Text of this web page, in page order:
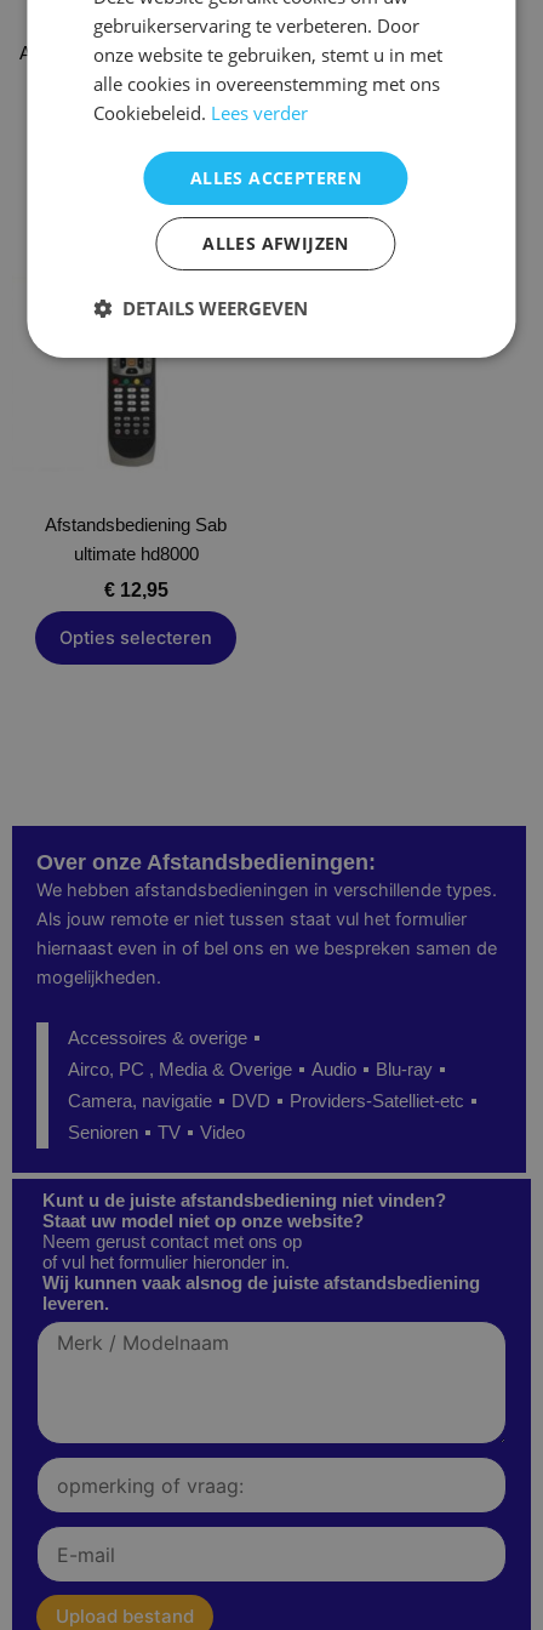
Afstandsbediening Sab titan 2
en titan 1
€19,95
Opties selecteren
gekozen
worden
op
de
Afstandsbediening Sab
Ultimate
Opties selecteren
gekozen
worden
op
Afstandsbediening Sab
ultimate hd8000
€12,95
Opties selecteren
heeft
variaties.
Deze
optie
kan
worden
op
de
productpagina
Over onze Afstandsbedieningen:
We hebben afstandsbedieningen in verschillende types.
Als jouw remote er niet tussen staat vul het formulier
hiernaast even in of bel ons en we bespreken samen de
mogelijkheden.
Accessoires & overige
Airco, PC , Media & Overige
Audio
Blu-ray
Camera, navigatie
DVD
Providers-Satelliet-etc
Senioren
TV Video
Kunt u de juiste afstandsbediening niet vinden?
Staat uw model niet op onze website?
Neem gerust contact met ons op
of vul het formulier hieronder in.
Wij kunnen vaak alsnog de juiste afstandsbediening
leveren.
Merk
Opmerking
of
vraag:
E-
mail
upload
Upload bestand
gebruikerservaring te verbeteren. Door
onze website te gebruiken, stemt u in met
alle cookies in overeenstemming met ons
Cookiebeleid. Lees verder
ALLES ACCEPTEREN
ALLES AFWIJZEN
DETAILS WEERGEVEN